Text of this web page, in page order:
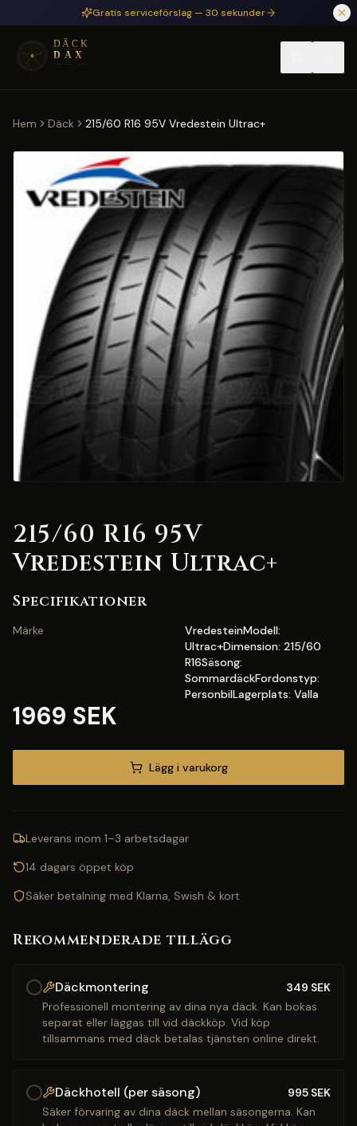
Hoppa till huvudinnehållGratis serviceförslag — 30 sekunder
Hem Däck 215/60 R16 95V Vredestein Ultrac+
215/60 R16 95V
Vredestein Ultrac+
Specifikationer
Märke
VredesteinModell:
Ultrac+Dimension: 215/60
R16Säsong:
SommardäckFordonstyp:
PersonbilLagerplats: Valla
1969 SEK
Lägg i varukorg
Leverans inom 1–3 arbetsdagar
14 dagars öppet köp
Säker betalning med Klarna, Swish & kort
Rekommenderade tillägg
Däckmontering 349 SEK
Professionell montering av dina nya däck. Kan bokas
separat eller läggas till vid däckköp. Vid köp
tillsammans med däck betalas tjänsten online direkt.
Däckhotell (per säsong) 995 SEK
Säker förvaring av dina däck mellan säsongerna. Kan